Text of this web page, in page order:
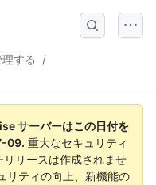
する
/
サーバーはこの日付を
09. 重大なセキュリティ
リースは作成されませ
リティの向上、新機能の